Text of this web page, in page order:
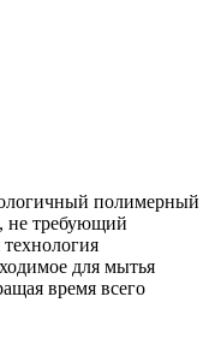
полимерный
не требующий
для мытья
время всего